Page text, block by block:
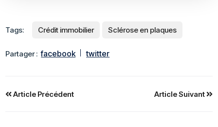
Tags: Crédit immobilier Sclérose en plaques
Partager : facebook twitter
Article Précédent Article Suivant